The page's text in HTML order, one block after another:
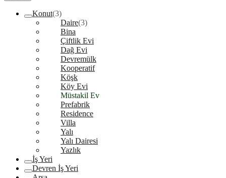
Konut(3)
Daire(3)
Bina
Çiftlik Evi
Dağ Evi
Devremülk
Kooperatif
Köşk
Köy Evi
Müstakil Ev
Prefabrik
Residence
Villa
Yalı
Yalı Dairesi
Yazlık
İş Yeri
Devren İş Yeri